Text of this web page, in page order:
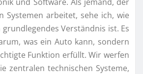
Systemen arbeitet, sehe ich, wie
Verständnis ist. Es
was ein Auto kann, sondern
Funktion erfüllt. Wir werfen
zentralen technischen Systeme,